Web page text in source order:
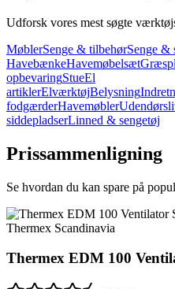
Udforsk vores mest søgte
MøblerSenge & tilbehørSenge &
HavebænkeHavemøbelsæt
opbevaringStueEl
artiklerElværktøjBelysning
fodgærderHavemøbler
siddepladserLinned & sengetøj
Prissammenligning
Se hvordan du kan spare på
Thermex Scandinavia
Thermex EDM 100